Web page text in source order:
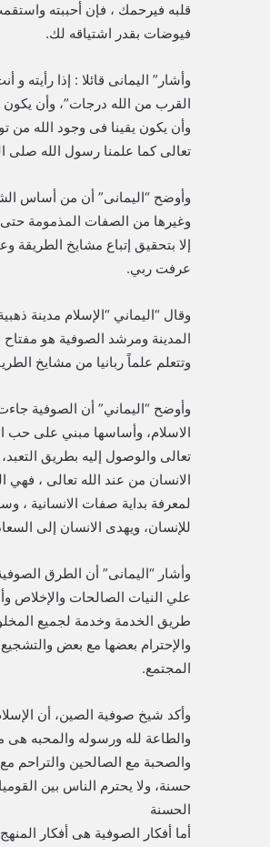
ﻗﻠﺒﻪ ﻓﻴﺮﺣﻤﻚ ، فإن أﺣﺒﺒﺘﻪ
ﻓﻴﻮﺿﺎﺕ ﺑﻘﺪﺭ ﺍﺷﺘﻴﺎﻗﻪ ﻟﻚ.
وأشار” اليمانى قائلا : إﺫﺍ
ﺍﻟﻘﺮﺏ ﻣﻦ ﺍﻟﻠﻪ ﺩﺭﺟﺎﺕ”، وأن يكون
وأن يكون يقينا فى وجود الله من
تعالى كما علمنا رسول الله
وأوضح “اليمانى” أن من أساس
وغيرها من الصفات المذمومة حتى
إلا بتحقيق إتباع مشايخ
عرفت ربي.
وقال “اليماني “الإسلام مدينة
المدينة ومرشد الصوفية هو مفتاح
وتتعلم علماً ربانيا من مشايخ
وأوضح “اليماني” أن الصوفية
الاسلام، وأساسها مبني على حب
تعالى والوصول إليه بطريق
الانسان من عند الله تعالى ،
لمعرفة بداية صفات الانسانية ،
للإنسان، ويهدى الانسان إلى
وأشار “اليمانى” أن الطرق
علي النيات الصالحات والإخلاص
طريق الخدمة وخدمة لجميع
والإحترام بعضها مع بعض
المجتمع.
وأكد شيخ صوفية الصين، أن
والطاعة لله ورسوله والمحبه هى
والصحبة مع الصالحين والتراحم
حسنة، ولا يحترم الناس بين
الحسنة
أما أفكار الصوفية هى أفكار